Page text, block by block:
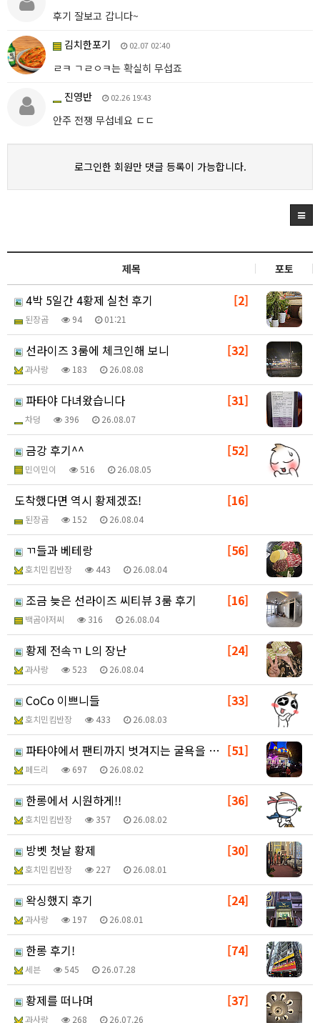
후기 잘보고 갑니다~
김치한포기
02.07 02:40
ㄹㅋ ㄱㄹㅇㅋ는 확실히 무섭죠
진영반
02.26 19:43
안주 전쟁 무섭네요 ㄷㄷ
로그인한 회원만 댓글 등록이 가능합니다.
제목 포토
[2]
4박 5일간 4황제 실천 후기
된장곰 94 01:21
[32]
선라이즈 3룸에 체크인해 보니
과사랑 183 26.08.08
[31]
파타야 다녀왔습니다
차덩 396 26.08.07
[52]
금강 후기^^
민이민이 516 26.08.05
[16]
도착했다면 역시 황제겠죠!
된장곰 152 26.08.04
[56]
ㄲ들과 베테랑
호치민킴반장 443 26.08.04
[16]
조금 늦은 선라이즈 씨티뷰 3룸 후기
백곰아저씨 316 26.08.04
[24]
황제 전속ㄲ L의 장난
과사랑 523 26.08.04
[33]
CoCo 이쁘니들
호치민킴반장 433 26.08.03
[51]
파타야에서 팬티까지 벗겨지는 굴욕을 맛보다(살색사진없음…
페드리 697 26.08.02
[36]
한롱에서 시원하게!!
호치민킴반장 357 26.08.02
[30]
방벳 첫날 황제
호치민킴반장 227 26.08.01
[24]
왁싱했지 후기
과사랑 197 26.08.01
[74]
한롱 후기!
세븐 545 26.07.28
[37]
황제를 떠나며
과사랑 268 26.07.26